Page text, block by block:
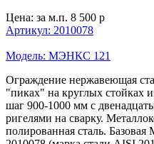
Цена: за м.п. 8 500 р
Артикул: 2010078
Модель: МЭНКС 121
Ограждение нержавеющая
"пиках" на круглых стойках
шаг 900-1000 мм с
ригелями на сварку.
полированная сталь.